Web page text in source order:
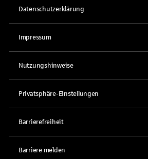
Datenschutzerklärung
Impressum
Nutzungshinweise
Privatsphäre-Einstellungen
Barrierefreiheit
Barriere melden